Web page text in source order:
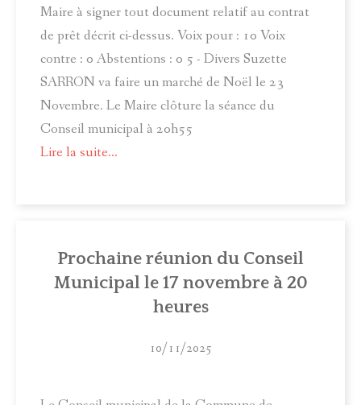
Maire à signer tout document relatif au contrat
de prêt décrit ci-dessus. Voix pour : 10 Voix
contre : 0 Abstentions : 0 5 - Divers Suzette
SARRON va faire un marché de Noël le 23
Novembre. Le Maire clôture la séance du
Conseil municipal à 20h55
Lire la suite...
Prochaine réunion du Conseil
Municipal le 17 novembre à 20
heures
10/11/2025